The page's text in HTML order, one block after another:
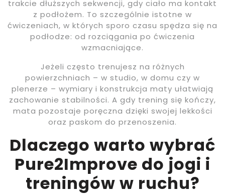
trakcie dłuższych sekwencji, gdy ciało ma kontakt
z podłożem. To szczególnie istotne w
ćwiczeniach, w których sporo czasu spędza się na
podłodze: od rozciągania po ćwiczenia
wzmacniające.
Jeżeli często trenujesz na różnych
powierzchniach – w studio, w domu czy w
plenerze – wymiary i konstrukcja maty ułatwiają
zachowanie stabilności. A gdy trening się kończy,
mata pozostaje poręczna dzięki swojej lekkości
oraz paskom do przenoszenia.
Dlaczego warto wybrać
Pure2Improve do jogi i
treningów w ruchu?